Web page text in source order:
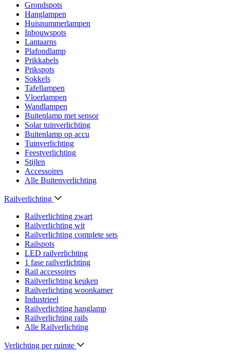
Grondspots
Hanglampen
Huisnummerlampen
Inbouwspots
Lantaarns
Plafondlamp
Prikkabels
Prikspots
Sokkels
Tafellampen
Vloerlampen
Wandlampen
Buitenlamp met sensor
Solar tuinverlichting
Buitenlamp op accu
Tuinverlichting
Feestverlichting
Stijlen
Accessoires
Alle Buitenverlichting
Railverlichting
Railverlichting zwart
Railverlichting wit
Railverlichting complete sets
Railspots
LED railverlichting
1 fase railverlichting
Rail accessoires
Railverlichting keuken
Railverlichting woonkamer
Industrieel
Railverlichting hanglamp
Railverlichting rails
Alle Railverlichting
Verlichting per ruimte